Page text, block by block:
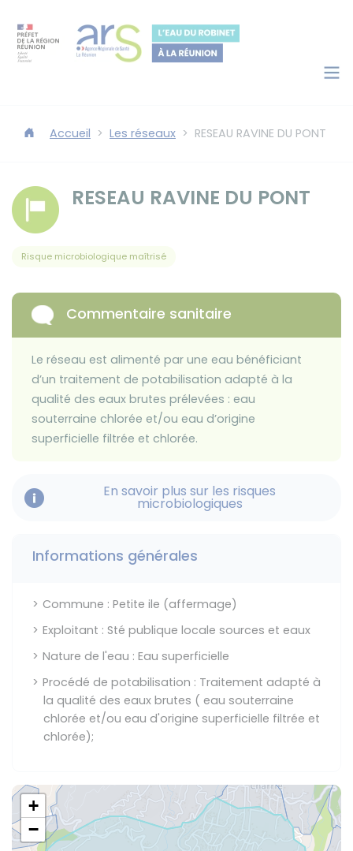
au contenu
Accéder au moteur de recherche
Accueil Les réseaux RESEAU RAVINE DU PONT
RESEAU RAVINE DU PONT
Risque microbiologique maîtrisé
Commentaire sanitaire
Le réseau est alimenté par une eau bénéficiant
d’un traitement de potabilisation adapté à la
qualité des eaux brutes prélevées : eau
souterraine chlorée et/ou eau d’origine
superficielle filtrée et chlorée.
En savoir plus sur les risques
microbiologiques
Informations générales
Commune : Petite ile (affermage)
Exploitant : Sté publique locale sources et eaux
Nature de l'eau : Eau superficielle
Procédé de potabilisation : Traitement adapté à
la qualité des eaux brutes ( eau souterraine
chlorée et/ou eau d'origine superficielle filtrée et
chlorée);
+
−